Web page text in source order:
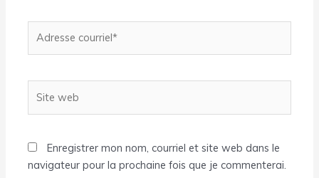
courriel*
web
Enregistrer mon nom, courriel et site web dans le
navigateur pour la prochaine fois que je commenterai.